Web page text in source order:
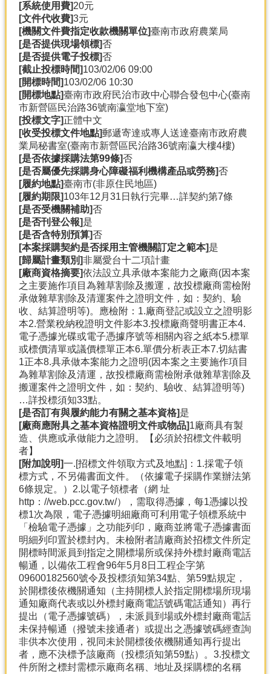
[系統使用費]20元
[文件代收費]3元
[機關文件費指定收款機關單位]臺南市政府農業局
[是否提供現場領標]否
[是否提供電子投標]否
[截止投標時間]103/02/06 09:00
[開標時間]103/02/06 10:30
[開標地點]臺南市政府民治市政中心聯合發包中心(臺南
市新營區民治路36號南瀛堂地下室)
[投標文字]正體中文
[收受投標文件地點]郵遞寄達或專人送達臺南市政府農
業局秘書室(臺南市新營區民治路36號南瀛大樓4樓)
[是否依據採購法第99條]否
[是否屬優先採購身心障礙福利機構產品或勞務]否
[履約地點]臺南市(非原住民地區)
[履約期限]103年12月31日執行完畢…詳契約第7條
[是否受機關補助]否
[是否刊登公報]是
[是否含特別預算]否
[本案採購契約是否採用主管機關訂定之範本]是
[歸屬計畫類別]非屬愛台十二項計畫
[廠商資格摘要]依法設立具承做本案能力之廠商(因本案
之主要施作項目為雜草割除及搬運，故投標廠商需檢附
承做雜草割除及清運案件之證明文件，如：契約、驗
收、結算證明等)。應檢附：1.廠商登記或設立之證明影
本2.營業稅納稅證明文件影本3.投標廠商聲明書正本4.
電子憑據光碟或電子憑據序號等相關內容之紙本5.標單
或標價清單或議價標單正本6.單價分析表正本7.切結書
1正本8.具承做本案能力之證明(因本案之主要施作項目
為雜草割除及清運，故投標廠商需檢附承做雜草割除及
搬運案件之證明文件，如：契約、驗收、結算證明等)
…詳投標須知33點。
[是否訂有與履約能力有關之基本資格]是
[廠商應附具之基本資格證明文件或物品]1廠商具有製
造、供應或承做能力之證明。【必須於招標文件載明
者】
[附加說明]一.[招標文件領取方式及地點]：1.採電子領
標方式，不另備書面文件。（依據電子採購作業辦法第
6條規定。）2.以電子領標者（網 址
http：//web.pcc.gov.tw/），需取得憑據，每1憑據以投
標1次為限，電子憑據明細廠商可利用電子領標系統中
「檢驗電子憑據」之功能列印，廠商並將電子憑據書面
明細列印置於標封內。未檢附者請廠商於招標文件所定
開標時間派員到指定之開標場所或保持外標封廠商電話
暢通，以備依工程會96年5月8日工程企字第
09600182560號令及投標須知第34點、第59點規定，
於開標後依機關通知（主持開標人於指定開標場所現場
通知廠商代表或以外標封廠商電話號碼電話通知）再行
提出（電子憑據號碼），未派員到場或外標封廠商電話
未保持暢通（撥號未接通者）或提出之憑據號碼經查詢
非供本次使用，視同未於開標後依機關通知再行提出
者，應不決標予該廠商（投標須知第59點）。3.投標文
件所附之標封需標示廠商名稱、地址及採購標的名稱